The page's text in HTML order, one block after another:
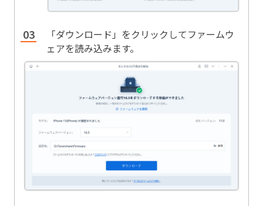
「ダウンロード」をクリックしてファームウ
ェアを読み込みます。